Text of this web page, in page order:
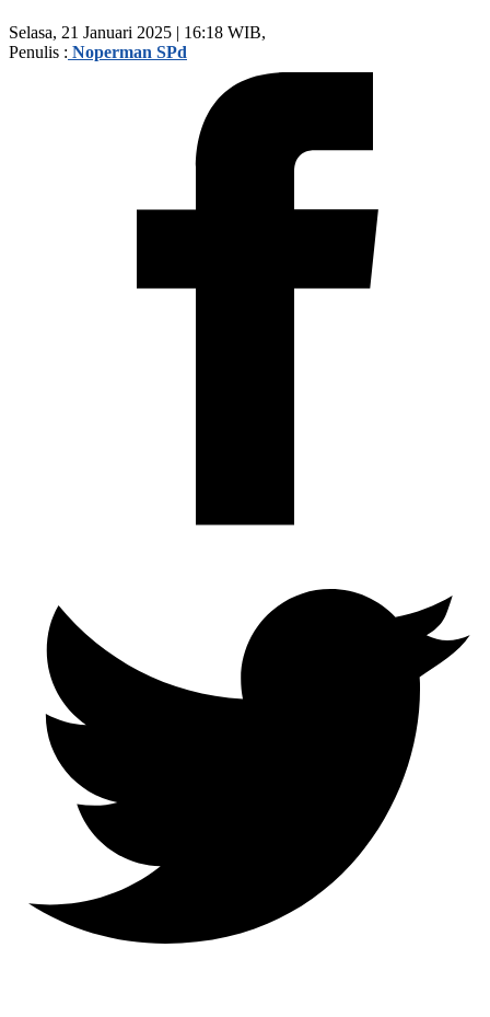
Selasa, 21 Januari 2025 | 16:18 WIB,
Penulis : Noperman SPd